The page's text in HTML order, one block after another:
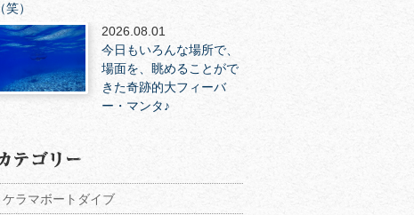
（笑）
2026.08.01
今日もいろんな場所で、
場面を、眺めることがで
きた奇跡的大フィーバ
ー・マンタ♪
ケラマボートダイブ